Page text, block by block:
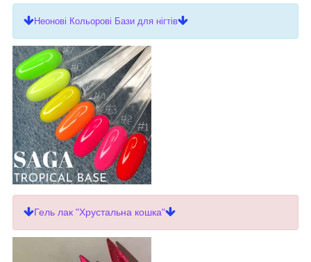
Неонові Кольорові Бази для нігтів
Гель лак "Хрустальна кошка"